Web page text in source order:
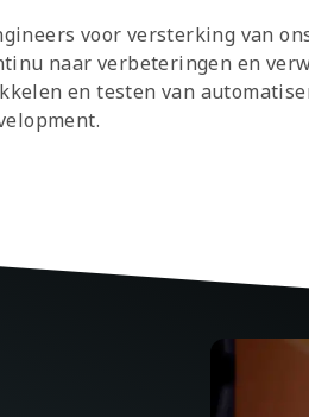
voor versterking van
naar verbeteringen en
en testen van